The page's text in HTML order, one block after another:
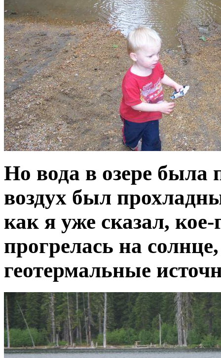
Но вода в озере была
воздух был
как я уже сказал,
прогрелась на
геотермальные